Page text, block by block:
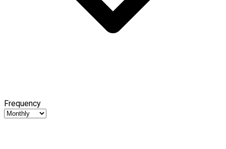
Frequency